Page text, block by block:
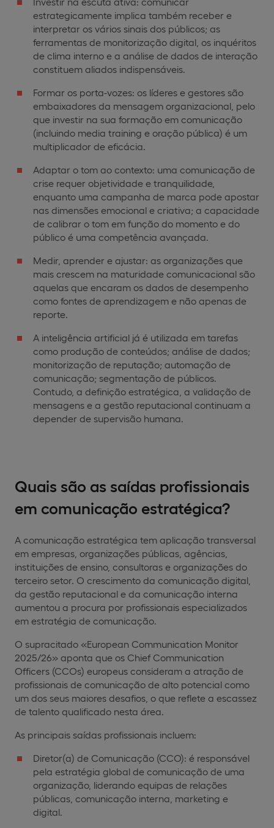
estrategicamente implica também receber e
interpretar os vários sinais dos públicos; as
ferramentas de monitorização digital, os inquéritos
de clima interno e a análise de dados de interação
constituem aliados indispensáveis.
Formar os porta-vozes: os líderes e gestores são
embaixadores da mensagem organizacional, pelo
que investir na sua formação em comunicação
(incluindo media training e oração pública) é um
multiplicador de eficácia.
Adaptar o tom ao contexto: uma comunicação de
crise requer objetividade e tranquilidade,
enquanto uma campanha de marca pode apostar
nas dimensões emocional e criativa; a capacidade
de calibrar o tom em função do momento e do
público é uma competência avançada.
Medir, aprender e ajustar: as organizações que
mais crescem na maturidade comunicacional são
aquelas que encaram os dados de desempenho
como fontes de aprendizagem e não apenas de
reporte.
A inteligência artificial já é utilizada em tarefas
como produção de conteúdos; análise de dados;
monitorização de reputação; automação de
comunicação; segmentação de públicos.
Contudo, a definição estratégica, a validação de
mensagens e a gestão reputacional continuam a
depender de supervisão humana.
Quais são as saídas profissionais
em comunicação estratégica?
A comunicação estratégica tem aplicação transversal
em empresas, organizações públicas, agências,
instituições de ensino, consultoras e organizações do
terceiro setor. O crescimento da comunicação digital,
da gestão reputacional e da comunicação interna
aumentou a procura por profissionais especializados
em estratégia de comunicação.
O supracitado «European Communication Monitor
2025/26» aponta que os Chief Communication
Officers (CCOs) europeus consideram a atração de
profissionais de comunicação de alto potencial como
um dos seus maiores desafios, o que reflete a escassez
de talento qualificado nesta área.
As principais saídas profissionais incluem:
Diretor(a) de Comunicação (CCO): é responsável
pela estratégia global de comunicação de uma
organização, liderando equipas de relações
públicas, comunicação interna, marketing e
digital.